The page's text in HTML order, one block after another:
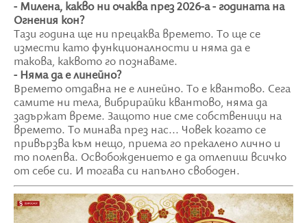
- Милена, какво ни очаква през 2026-а - годината на
Огнения кон?
Тази година ще ни прецаква времето. То ще се
измести като функционалности и няма да е
такова, каквото го познаваме.
- Няма да е линейно?
Времето отдавна не е линейно. То е квантово. Сега
самите ни тела, вибрирайки квантово, няма да
задържат време. Защото ние сме собственици на
времето. То минава през нас... Човек когато се
привързва към нещо, приема го прекалено лично и
то полепва. Освобождението е да отлепиш всичко
от себе си. И тогава си напълно свободен.